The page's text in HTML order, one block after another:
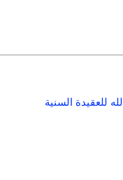
للعقيدة السنية